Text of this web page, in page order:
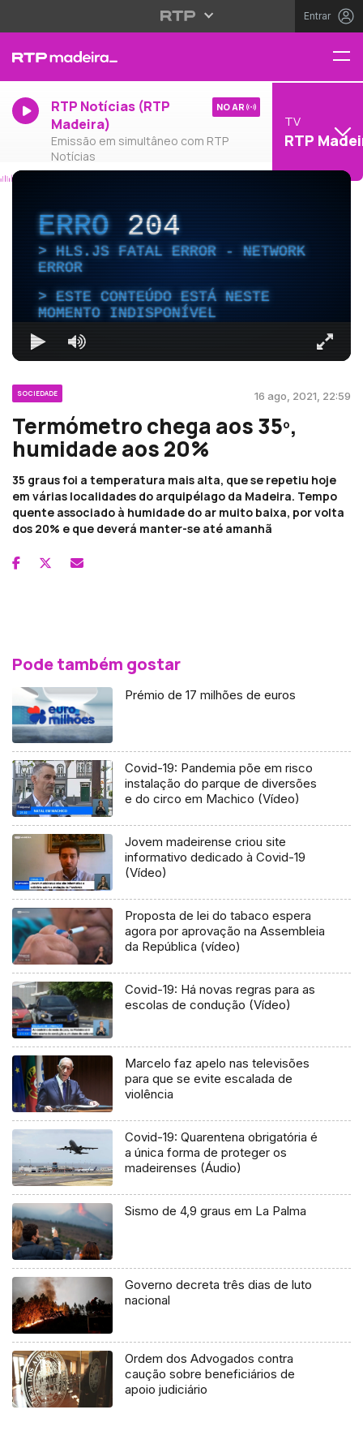
Entrar
RTP Notícias (RTP
Madeira)
Emissão em simultâneo com RTP
Notícias
NO AR
TV
RTP
ERRO204
HLS.JS FATAL ERROR - NETWORK
ERROR
ESTE CONTEÚDO ESTÁ NESTE
MOMENTO INDISPONÍVEL
SOCIEDADE 16 ago, 2021, 22:59
Termómetro chega aos 35º,
humidade aos 20%
35 graus foi a temperatura mais alta, que se repetiu hoje
em várias localidades do arquipélago da Madeira. Tempo
quente associado à humidade do ar muito baixa, por volta
dos 20% e que deverá manter-se até amanhã
Pode também gostar
Prémio de 17 milhões de euros
Covid-19: Pandemia põe em risco
instalação do parque de diversões
e do circo em Machico (Vídeo)
Jovem madeirense criou site
informativo dedicado à Covid-19
(Vídeo)
Proposta de lei do tabaco espera
agora por aprovação na Assembleia
da República (vídeo)
Covid-19: Há novas regras para as
escolas de condução (Vídeo)
Marcelo faz apelo nas televisões
para que se evite escalada de
violência
Covid-19: Quarentena obrigatória é
a única forma de proteger os
madeirenses (Áudio)
Sismo de 4,9 graus em La Palma
Governo decreta três dias de luto
nacional
Ordem dos Advogados contra
caução sobre beneficiários de
apoio judiciário